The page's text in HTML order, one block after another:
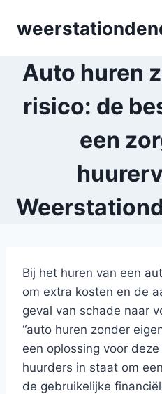
Auto huren
risico: de
een
Bij het huren van een
om extra kosten en de
geval van schade naar
“auto huren zonder
een oplossing voor
huurders in staat om
de gebruikelijke